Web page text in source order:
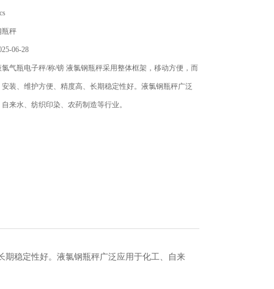
瓶秤
06-28
气瓶电子秤/称/镑 液氯钢瓶秤采用整体框架，移动方便，而
安装、维护方便、精度高、长期稳定性好。液氯钢瓶秤广泛
来水、纺织印染、农药制造等行业。
稳定性好。 液氯钢瓶秤广泛应用于化工、自来